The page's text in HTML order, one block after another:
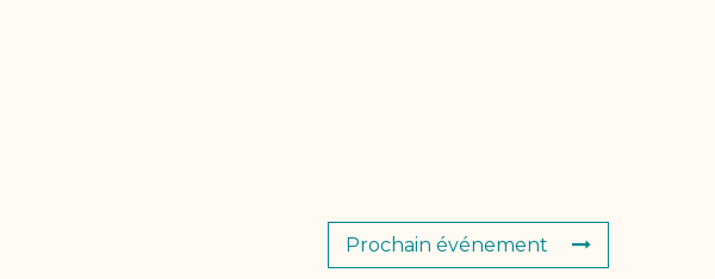
Prochain événement